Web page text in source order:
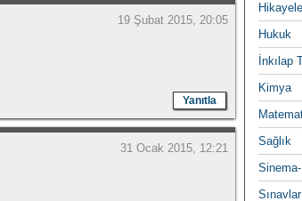
19 Şubat 2015, 20:05
Yanıtla
31 Ocak 2015, 12:21
Hukuk
İnkılap
Kimya
Sağlık
Sınavlar